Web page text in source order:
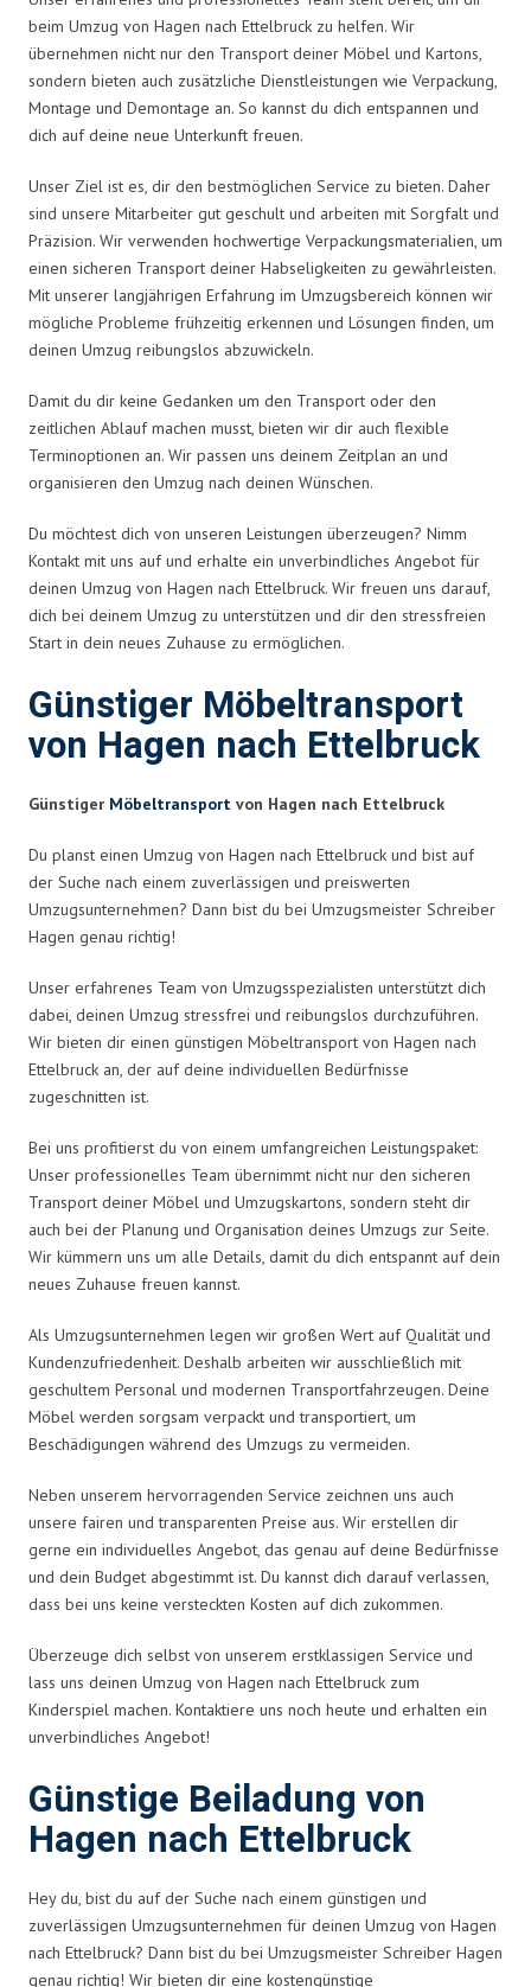
beim Umzug von Hagen nach Ettelbruck zu helfen. Wir
übernehmen nicht nur den Transport deiner Möbel und Kartons,
sondern bieten auch zusätzliche Dienstleistungen wie Verpackung,
Montage und Demontage an. So kannst du dich entspannen und
dich auf deine neue Unterkunft freuen.
Unser Ziel ist es, dir den bestmöglichen Service zu bieten. Daher
sind unsere Mitarbeiter gut geschult und arbeiten mit Sorgfalt und
Präzision. Wir verwenden hochwertige Verpackungsmaterialien, um
einen sicheren Transport deiner Habseligkeiten zu gewährleisten.
Mit unserer langjährigen Erfahrung im Umzugsbereich können wir
mögliche Probleme frühzeitig erkennen und Lösungen finden, um
deinen Umzug reibungslos abzuwickeln.
Damit du dir keine Gedanken um den Transport oder den
zeitlichen Ablauf machen musst, bieten wir dir auch flexible
Terminoptionen an. Wir passen uns deinem Zeitplan an und
organisieren den Umzug nach deinen Wünschen.
Du möchtest dich von unseren Leistungen überzeugen? Nimm
Kontakt mit uns auf und erhalte ein unverbindliches Angebot für
deinen Umzug von Hagen nach Ettelbruck. Wir freuen uns darauf,
dich bei deinem Umzug zu unterstützen und dir den stressfreien
Start in dein neues Zuhause zu ermöglichen.
Günstiger Möbeltransport
von Hagen nach Ettelbruck
Günstiger Möbeltransport von Hagen nach Ettelbruck
Du planst einen Umzug von Hagen nach Ettelbruck und bist auf
der Suche nach einem zuverlässigen und preiswerten
Umzugsunternehmen? Dann bist du bei Umzugsmeister Schreiber
Hagen genau richtig!
Unser erfahrenes Team von Umzugsspezialisten unterstützt dich
dabei, deinen Umzug stressfrei und reibungslos durchzuführen.
Wir bieten dir einen günstigen Möbeltransport von Hagen nach
Ettelbruck an, der auf deine individuellen Bedürfnisse
zugeschnitten ist.
Bei uns profitierst du von einem umfangreichen Leistungspaket:
Unser professionelles Team übernimmt nicht nur den sicheren
Transport deiner Möbel und Umzugskartons, sondern steht dir
auch bei der Planung und Organisation deines Umzugs zur Seite.
Wir kümmern uns um alle Details, damit du dich entspannt auf dein
neues Zuhause freuen kannst.
Als Umzugsunternehmen legen wir großen Wert auf Qualität und
Kundenzufriedenheit. Deshalb arbeiten wir ausschließlich mit
geschultem Personal und modernen Transportfahrzeugen. Deine
Möbel werden sorgsam verpackt und transportiert, um
Beschädigungen während des Umzugs zu vermeiden.
Neben unserem hervorragenden Service zeichnen uns auch
unsere fairen und transparenten Preise aus. Wir erstellen dir
gerne ein individuelles Angebot, das genau auf deine Bedürfnisse
und dein Budget abgestimmt ist. Du kannst dich darauf verlassen,
dass bei uns keine versteckten Kosten auf dich zukommen.
Überzeuge dich selbst von unserem erstklassigen Service und
lass uns deinen Umzug von Hagen nach Ettelbruck zum
Kinderspiel machen. Kontaktiere uns noch heute und erhalten ein
unverbindliches Angebot!
Günstige Beiladung von
Hagen nach Ettelbruck
Hey du, bist du auf der Suche nach einem günstigen und
zuverlässigen Umzugsunternehmen für deinen Umzug von Hagen
nach Ettelbruck? Dann bist du bei Umzugsmeister Schreiber Hagen
genau richtig! Wir bieten dir eine kostengünstige